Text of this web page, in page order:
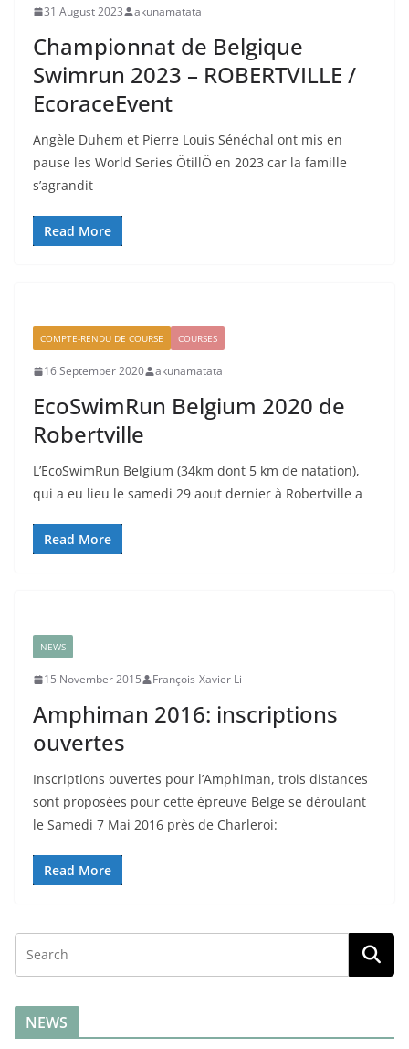
31 August 2023 akunamatata
Championnat de Belgique
Swimrun 2023 – ROBERTVILLE /
EcoraceEvent
Angèle Duhem et Pierre Louis Sénéchal ont mis en
pause les World Series ÖtillÖ en 2023 car la famille
s’agrandit
Read More
COMPTE-RENDU DE COURSE COURSES
16 September 2020 akunamatata
EcoSwimRun Belgium 2020 de
Robertville
L’EcoSwimRun Belgium (34km dont 5 km de natation),
qui a eu lieu le samedi 29 aout dernier à Robertville a
Read More
NEWS
15 November 2015 François-Xavier Li
Amphiman 2016: inscriptions
ouvertes
Inscriptions ouvertes pour l’Amphiman, trois distances
sont proposées pour cette épreuve Belge se déroulant
le Samedi 7 Mai 2016 près de Charleroi:
Read More
NEWS